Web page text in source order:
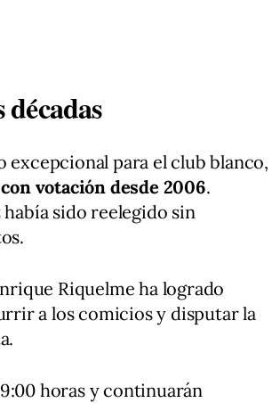
para el club blanco,
votación desde 2006.
sido reelegido sin
Riquelme ha logrado
a los comicios y disputar la
horas y continuarán